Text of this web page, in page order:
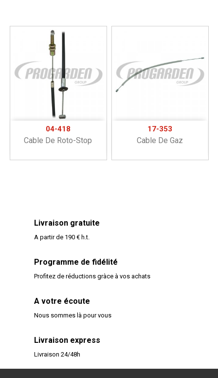
04-418
Cable De Roto-Stop
17-353
Cable De Gaz
Livraison gratuite
A partir de 190 € h.t.
Programme de fidélité
Profitez de réductions gràce à vos achats
A votre écoute
Nous sommes là pour vous
Livraison express
Livraison 24/48h